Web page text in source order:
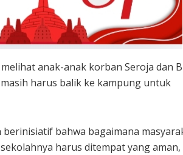
anak-anak korban Seroja dan
harus balik ke kampung untuk
bahwa bagaimana
harus ditempat yang aman,